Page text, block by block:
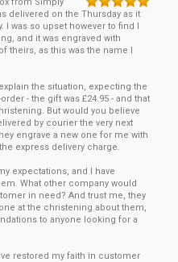
delivered on the Thursday as it
I was so upset however to find I
and it was engraved with
theirs, as this was the name I
the situation, expecting the
- the gift was £24.95 - and that
But would you believe
by courier the very next
engrave a new one for me with
express delivery charge.
expectations, and I have
What other company would
in need? And trust me, they
at the christening about them,
to anyone looking for a
restored my faith in customer